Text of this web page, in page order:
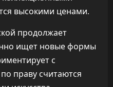
высокими ценами.
продолжает
ищет новые формы
с
праву считаются